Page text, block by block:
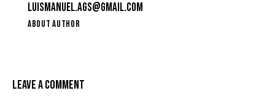
LUISMANUEL.AGS@GMAIL.COM
ABOUT AUTHOR
LEAVE A COMMENT